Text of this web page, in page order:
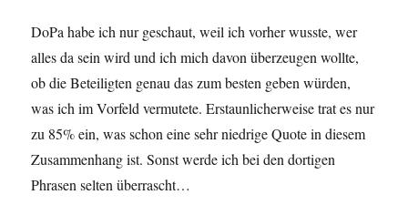
DoPa habe ich nur geschaut, weil ich vorher wusste, wer
alles da sein wird und ich mich davon überzeugen wollte,
ob die Beteiligten genau das zum besten geben würden,
was ich im Vorfeld vermutete. Erstaunlicherweise trat es nur
zu 85% ein, was schon eine sehr niedrige Quote in diesem
Zusammenhang ist. Sonst werde ich bei den dortigen
Phrasen selten überrascht…